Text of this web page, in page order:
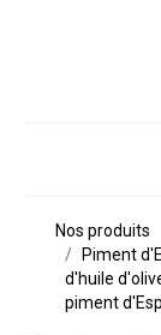
Nos produits
Piment
d'huile
piment